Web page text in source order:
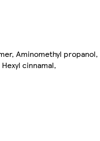
Aminomethyl propanol,
cinnamal,